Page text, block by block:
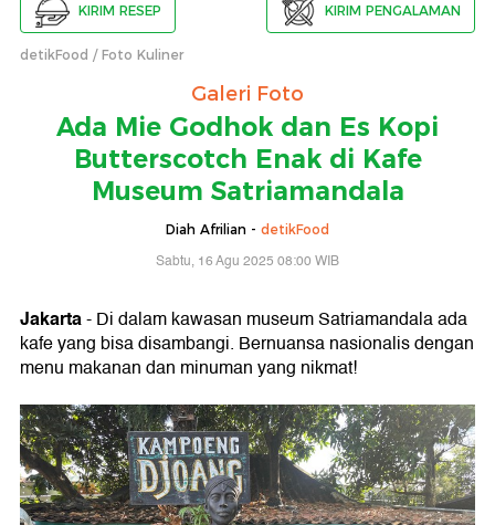
KIRIM RESEP KIRIM PENGALAMAN
detikFood Foto Kuliner
Galeri Foto
Ada Mie Godhok dan Es Kopi
Butterscotch Enak di Kafe
Museum Satriamandala
Diah Afrilian - detikFood
Sabtu, 16 Agu 2025 08:00 WIB
Jakarta- Di dalam kawasan museum Satriamandala ada
kafe yang bisa disambangi. Bernuansa nasionalis dengan
menu makanan dan minuman yang nikmat!